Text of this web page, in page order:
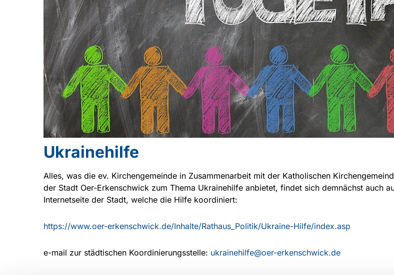
Ukrainehilfe
Alles, was die ev. Kirchengemeinde in Zusammenarbeit mit der Katholischen
der Stadt Oer-Erkenschwick zum Thema Ukrainehilfe anbietet, findet sich demnächst auch
Internetseite der Stadt, welche die Hilfe koordiniert:
https://www.oer-erkenschwick.de/Inhalte/Rathaus_Politik/Ukraine-Hilfe/index.asp
e-mail zur städtischen Koordinierungsstelle: ukrainehilfe@oer-erkenschwick.de